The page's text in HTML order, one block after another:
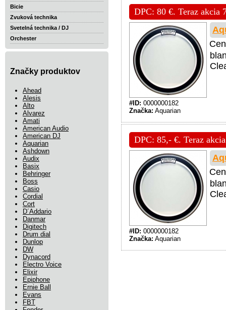
Bicie
Zvuková technika
Svetelná technika / DJ
Orchester
Značky produktov
Ahead
Alesis
Alto
Alvarez
Amati
American Audio
American DJ
Aquarian
Ashdown
Audix
Basix
Behringer
Boss
Casio
Cordial
Cort
D´Addario
Danmar
Digitech
Drum dial
Dunlop
DW
Dynacord
Electro Voice
Elixir
Epiphone
Ernie Ball
Evans
FBT
DPC: 80 €. Teraz akcia
#ID: 0000000182
Značka: Aquarian
DPC: 85,- €. Teraz
#ID: 0000000182
Značka: Aquarian